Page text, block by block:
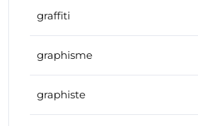
graffiti
graphisme
graphiste